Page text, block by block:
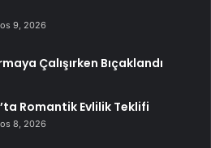
9, 2026
Çalışırken Bıçaklandı
Romantik Evlilik Teklifi
8, 2026